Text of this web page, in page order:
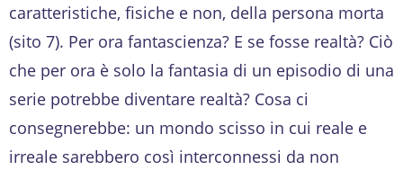
caratteristiche, fisiche e non, della persona morta
(sito 7). Per ora fantascienza? E se fosse realtà? Ciò
che per ora è solo la fantasia di un episodio di una
serie potrebbe diventare realtà? Cosa ci
consegnerebbe: un mondo scisso in cui reale e
irreale sarebbero così interconnessi da non